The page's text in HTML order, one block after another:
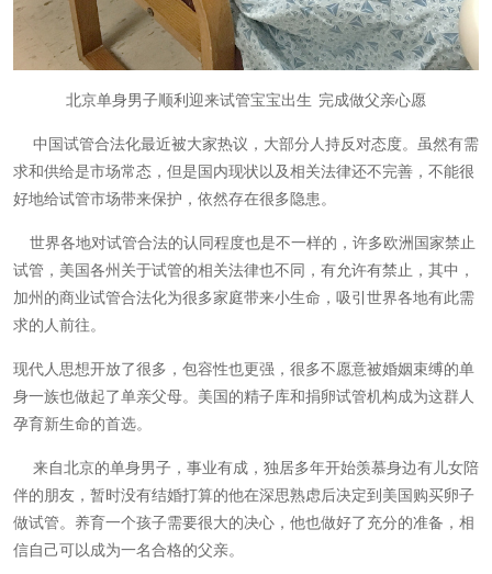
北京单身男子顺利迎来试管宝宝出生 完成做父亲心愿
中国试管合法化最近被大家热议，大部分人持反对态度。虽然有需
求和供给是市场常态，但是国内现状以及相关法律还不完善，不能很
好地给试管市场带来保护，依然存在很多隐患。
世界各地对试管合法的认同程度也是不一样的，许多欧洲国家禁止
试管，美国各州关于试管的相关法律也不同，有允许有禁止，其中，
加州的商业试管合法化为很多家庭带来小生命，吸引世界各地有此需
求的人前往。
现代人思想开放了很多，包容性也更强，很多不愿意被婚姻束缚的单
身一族也做起了单亲父母。美国的精子库和捐卵试管机构成为这群人
孕育新生命的首选。
来自北京的单身男子，事业有成，独居多年开始羡慕身边有儿女陪
伴的朋友，暂时没有结婚打算的他在深思熟虑后决定到美国购买卵子
做试管。养育一个孩子需要很大的决心，他也做好了充分的准备，相
信自己可以成为一名合格的父亲。